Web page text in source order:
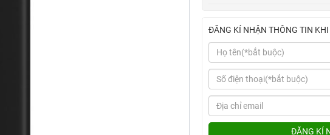
ĐĂNG KÍ NHẬN THÔNG TIN KHI
ĐĂNG KÍ